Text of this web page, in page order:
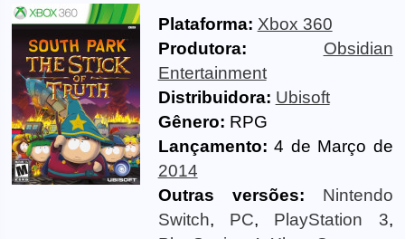
Plataforma: Xbox 360
Produtora:
Obsidian
Entertainment
Distribuidora: Ubisoft
Gênero: RPG
Lançamento: 4 de Março de
2014
Outras versões:
Nintendo
Switch, PC, PlayStation 3,